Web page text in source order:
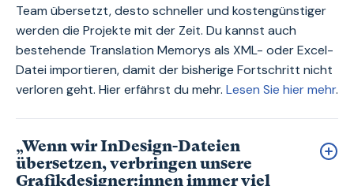
Team übersetzt, desto schneller und kostengünstiger
werden die Projekte mit der Zeit. Du kannst auch
bestehende Translation Memorys als XML- oder Excel-
Datei importieren, damit der bisherige Fortschritt nicht
verloren geht. Hier erfährst du mehr. Lesen Sie hier mehr.
„Wenn wir InDesign-Dateien
übersetzen, verbringen unsere
Grafikdesigner:innen immer viel